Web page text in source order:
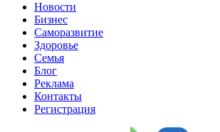
Новости
Бизнес
Саморазвитие
Здоровье
Семья
Блог
Реклама
Контакты
Регистрация